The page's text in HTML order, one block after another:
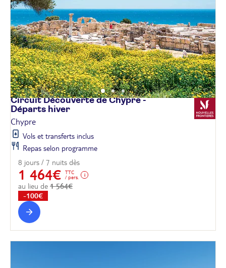
Circuit Découverte de Chypre -
Départs hiver
Chypre
Vols et transferts inclus
Repas selon programme
8 jours / 7 nuits dès
1 464€
TTC
/ pers.
au lieu de 1 564€
-100€